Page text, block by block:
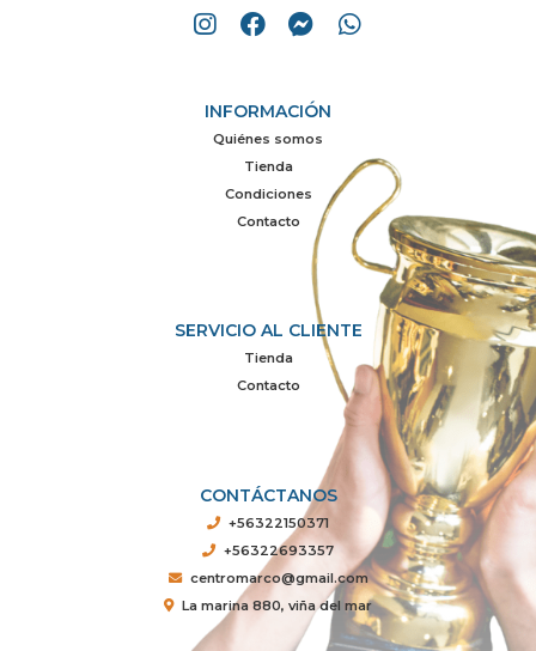
INFORMACIÓN
Quiénes somos
Tienda
Condiciones
Contacto
SERVICIO AL CLIENTE
Tienda
Contacto
CONTÁCTANOS
+56322150371
+56322693357
centromarco@gmail.com
La marina 880, viña del mar